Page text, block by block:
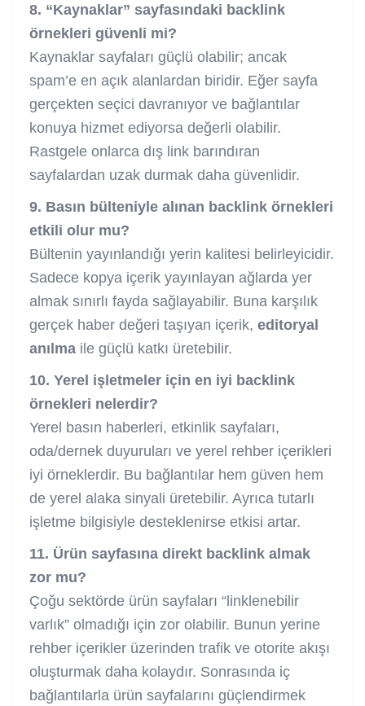
8. “Kaynaklar” sayfasındaki backlink
örnekleri güvenli mi?
Kaynaklar sayfaları güçlü olabilir; ancak
spam’e en açık alanlardan biridir. Eğer sayfa
gerçekten seçici davranıyor ve bağlantılar
konuya hizmet ediyorsa değerli olabilir.
Rastgele onlarca dış link barındıran
sayfalardan uzak durmak daha güvenlidir.
9. Basın bülteniyle alınan backlink örnekleri
etkili olur mu?
Bültenin yayınlandığı yerin kalitesi belirleyicidir.
Sadece kopya içerik yayınlayan ağlarda yer
almak sınırlı fayda sağlayabilir. Buna karşılık
gerçek haber değeri taşıyan içerik, editoryal
anılma ile güçlü katkı üretebilir.
10. Yerel işletmeler için en iyi backlink
örnekleri nelerdir?
Yerel basın haberleri, etkinlik sayfaları,
oda/dernek duyuruları ve yerel rehber içerikleri
iyi örneklerdir. Bu bağlantılar hem güven hem
de yerel alaka sinyali üretebilir. Ayrıca tutarlı
işletme bilgisiyle desteklenirse etkisi artar.
11. Ürün sayfasına direkt backlink almak
zor mu?
Çoğu sektörde ürün sayfaları “linklenebilir
varlık” olmadığı için zor olabilir. Bunun yerine
rehber içerikler üzerinden trafik ve otorite akışı
oluşturmak daha kolaydır. Sonrasında iç
bağlantılarla ürün sayfalarını güçlendirmek